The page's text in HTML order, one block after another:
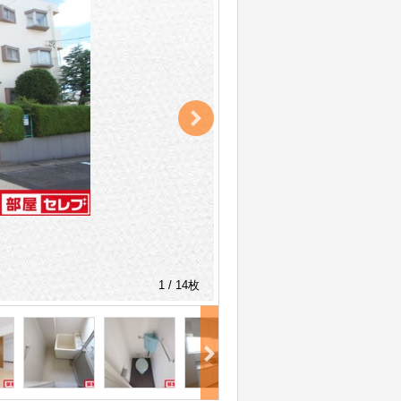
1 / 14枚